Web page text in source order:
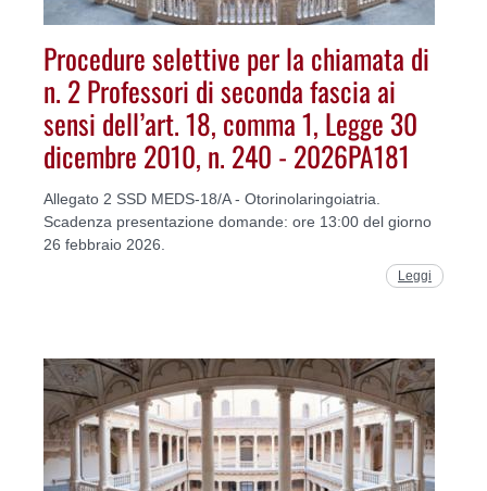
Procedure selettive per la chiamata di
n. 2 Professori di seconda fascia ai
sensi dell’art. 18, comma 1, Legge 30
dicembre 2010, n. 240 - 2026PA181
Allegato 2 SSD MEDS-18/A - Otorinolaringoiatria.
Scadenza presentazione domande: ore 13:00 del giorno
26 febbraio 2026.
Leggi